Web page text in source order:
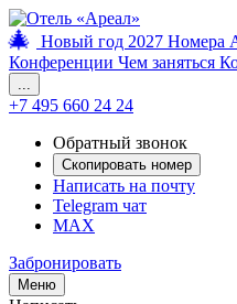
🎄 Новый год 2027 Номера
Конференции Чем заняться
...
+7 495 660 24 24
Обратный звонок
Скопировать номер
Написать на почту
Telegram чат
MAX
Забронировать
Меню